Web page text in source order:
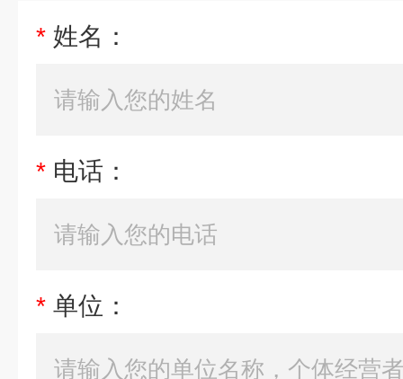
* 姓名：
* 电话：
* 单位：